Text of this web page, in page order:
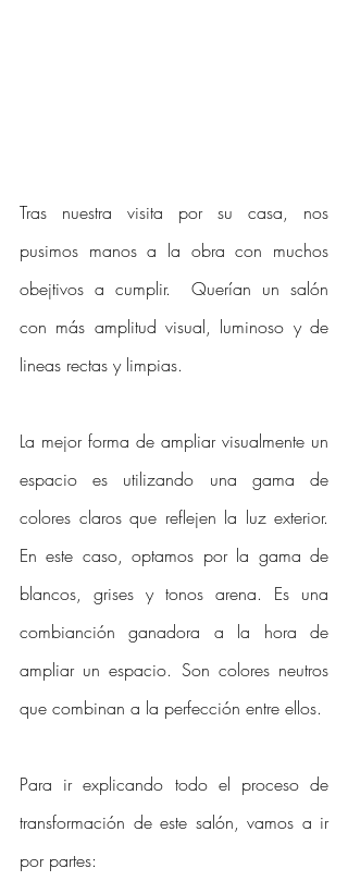
Tras nuestra visita por su casa, nos
pusimos manos a la obra con muchos
obejtivos a cumplir.  Querían un salón
con más amplitud visual, luminoso y de
lineas rectas y limpias.
La mejor forma de ampliar visualmente un
espacio es utilizando una gama de
colores claros que reflejen la luz exterior.
En este caso, optamos por la gama de
blancos, grises y tonos arena. Es una
combianción ganadora a la hora de
ampliar un espacio. Son colores neutros
que combinan a la perfección entre ellos.
Para ir explicando todo el proceso de
transformación de este salón, vamos a ir
por partes: